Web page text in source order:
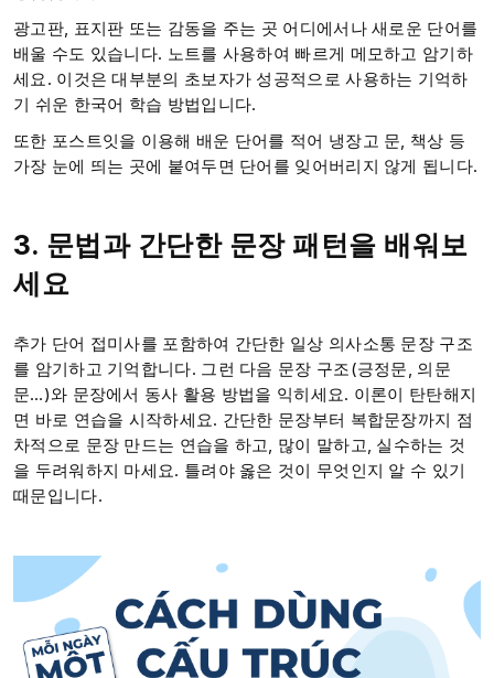
광고판, 표지판 또는 감동을 주는 곳 어디에서나 새로운 단어를
배울 수도 있습니다. 노트를 사용하여 빠르게 메모하고 암기하
세요. 이것은 대부분의 초보자가 성공적으로 사용하는 기억하
기 쉬운 한국어 학습 방법입니다.
또한 포스트잇을 이용해 배운 단어를 적어 냉장고 문, 책상 등
가장 눈에 띄는 곳에 붙여두면 단어를 잊어버리지 않게 됩니다.
3. 문법과 간단한 문장 패턴을 배워보
세요
추가 단어 접미사를 포함하여 간단한 일상 의사소통 문장 구조
를 암기하고 기억합니다. 그런 다음 문장 구조(긍정문, 의문
문…)와 문장에서 동사 활용 방법을 익히세요. 이론이 탄탄해지
면 바로 연습을 시작하세요. 간단한 문장부터 복합문장까지 점
차적으로 문장 만드는 연습을 하고, 많이 말하고, 실수하는 것
을 두려워하지 마세요. 틀려야 옳은 것이 무엇인지 알 수 있기
때문입니다.